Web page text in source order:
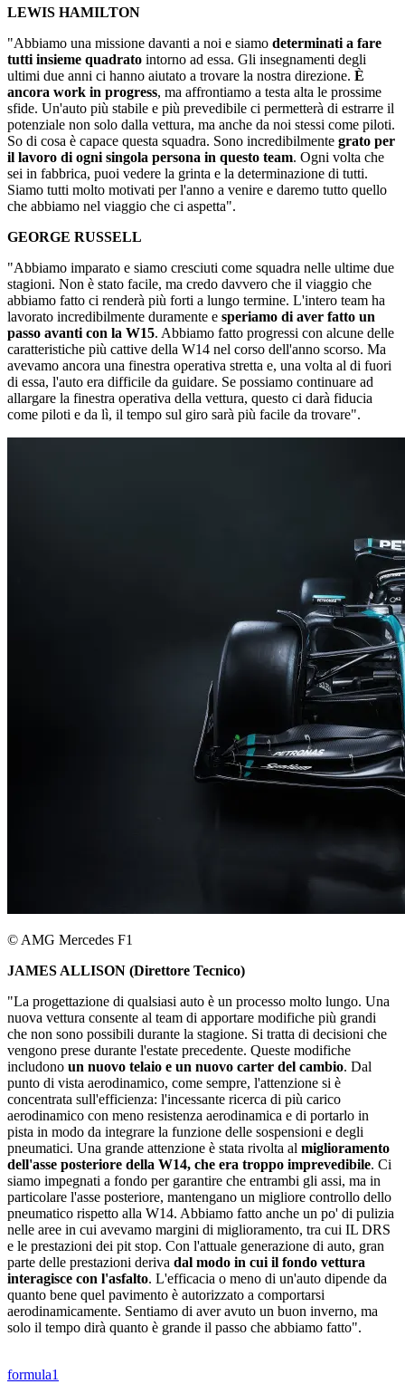
LEWIS HAMILTON
"Abbiamo una missione davanti a noi e siamo determinati a fare
tutti insieme quadrato intorno ad essa. Gli insegnamenti degli
ultimi due anni ci hanno aiutato a trovare la nostra direzione. È
ancora work in progress, ma affrontiamo a testa alta le prossime
sfide. Un'auto più stabile e più prevedibile ci permetterà di estrarre il
potenziale non solo dalla vettura, ma anche da noi stessi come piloti.
So di cosa è capace questa squadra. Sono incredibilmente grato per
il lavoro di ogni singola persona in questo team. Ogni volta che
sei in fabbrica, puoi vedere la grinta e la determinazione di tutti.
Siamo tutti molto motivati per l'anno a venire e daremo tutto quello
che abbiamo nel viaggio che ci aspetta".
GEORGE RUSSELL
"Abbiamo imparato e siamo cresciuti come squadra nelle ultime due
stagioni. Non è stato facile, ma credo davvero che il viaggio che
abbiamo fatto ci renderà più forti a lungo termine. L'intero team ha
lavorato incredibilmente duramente e speriamo di aver fatto un
passo avanti con la W15. Abbiamo fatto progressi con alcune delle
caratteristiche più cattive della W14 nel corso dell'anno scorso. Ma
avevamo ancora una finestra operativa stretta e, una volta al di fuori
di essa, l'auto era difficile da guidare. Se possiamo continuare ad
allargare la finestra operativa della vettura, questo ci darà fiducia
come piloti e da lì, il tempo sul giro sarà più facile da trovare".
© AMG Mercedes F1
JAMES ALLISON (Direttore Tecnico)
"La progettazione di qualsiasi auto è un processo molto lungo. Una
nuova vettura consente al team di apportare modifiche più grandi
che non sono possibili durante la stagione. Si tratta di decisioni che
vengono prese durante l'estate precedente. Queste modifiche
includono un nuovo telaio e un nuovo carter del cambio. Dal
punto di vista aerodinamico, come sempre, l'attenzione si è
concentrata sull'efficienza: l'incessante ricerca di più carico
aerodinamico con meno resistenza aerodinamica e di portarlo in
pista in modo da integrare la funzione delle sospensioni e degli
pneumatici. Una grande attenzione è stata rivolta al miglioramento
dell'asse posteriore della W14, che era troppo imprevedibile. Ci
siamo impegnati a fondo per garantire che entrambi gli assi, ma in
particolare l'asse posteriore, mantengano un migliore controllo dello
pneumatico rispetto alla W14. Abbiamo fatto anche un po' di pulizia
nelle aree in cui avevamo margini di miglioramento, tra cui IL DRS
e le prestazioni dei pit stop. Con l'attuale generazione di auto, gran
parte delle prestazioni deriva dal modo in cui il fondo vettura
interagisce con l'asfalto. L'efficacia o meno di un'auto dipende da
quanto bene quel pavimento è autorizzato a comportarsi
aerodinamicamente. Sentiamo di aver avuto un buon inverno, ma
solo il tempo dirà quanto è grande il passo che abbiamo fatto".
formula1